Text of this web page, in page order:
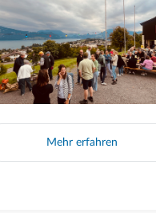
Mehr erfahren